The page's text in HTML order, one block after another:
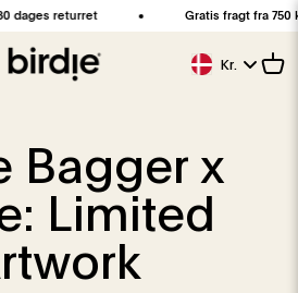
returret Gratis fragt fra 750 kr. ⎜
Birdie Scandinavia ApS Kr. Åbn
Bagger x
Limited